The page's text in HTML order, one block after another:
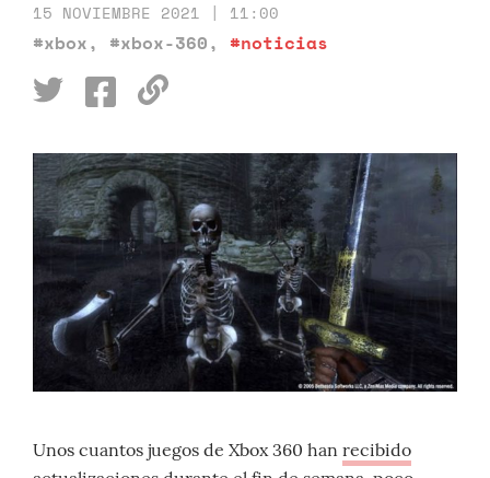
15 NOVIEMBRE 2021 | 11:00
#xbox, #xbox-360, #noticias
Unos cuantos juegos de Xbox 360 han recibido